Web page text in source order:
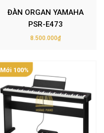
ĐÀN ORGAN YAMAHA
PSR-E473
8.500.000₫
Mới 100%